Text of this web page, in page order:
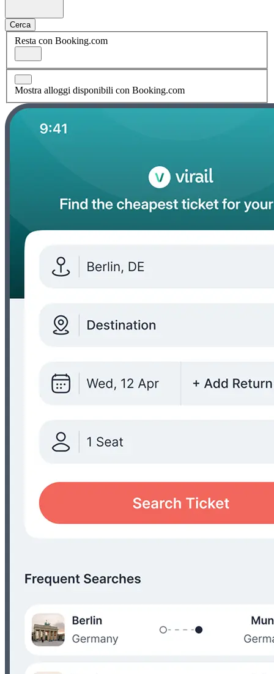
Cerca
Resta con Booking.com
Mostra alloggi disponibili con Booking.com